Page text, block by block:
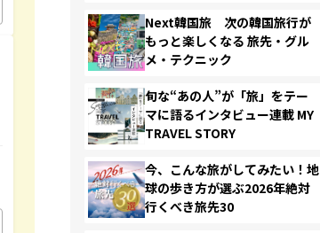
Next韓国旅 次の韓国旅行が
もっと楽しくなる 旅先・グル
メ・テクニック
旬な“あの人”が「旅」をテー
マに語るインタビュー連載 MY
TRAVEL STORY
今、こんな旅がしてみたい！地
球の歩き方が選ぶ2026年絶対
行くべき旅先30